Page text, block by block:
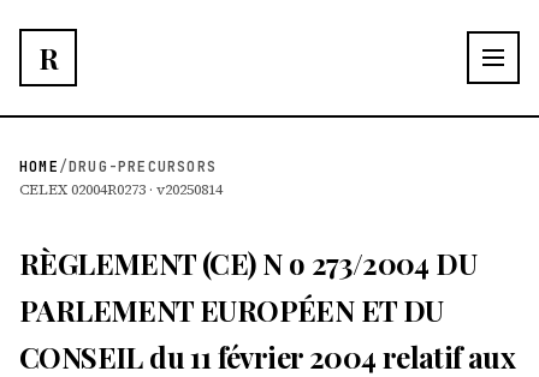
R
HOME/DRUG-PRECURSORS
CELEX 02004R0273 · v20250814
RÈGLEMENT (CE) N o 273/2004 DU
PARLEMENT EUROPÉEN ET DU
CONSEIL du 11 février 2004 relatif aux